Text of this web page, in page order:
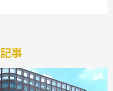
事